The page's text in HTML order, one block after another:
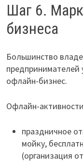
Шаг 6.
бизнеса
Большинство
предпринимателей
офлайн-бизнес.
Офлайн-
праздничное
мойку,
(организация